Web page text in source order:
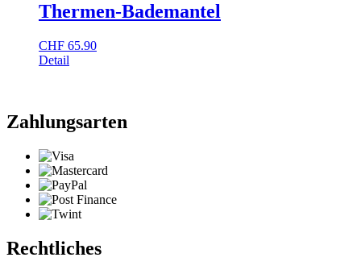
Thermen-Bademantel
CHF 65.90
Detail
Zahlungsarten
Rechtliches